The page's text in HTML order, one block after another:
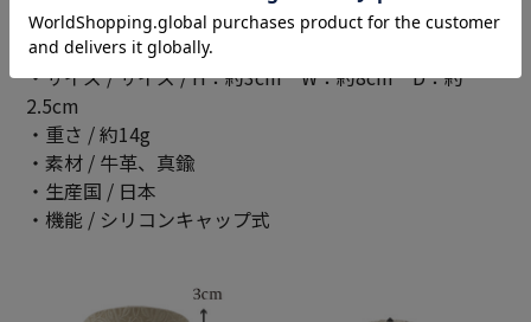
・アイテム /マジェステ（ヘアアクセサリー）
・シリーズ /アートフラグメント
・サイズ / サイズ / H：約3cm W：約8cm D：約
2.5cm
・重さ / 約14g
・素材 / 牛革、真鍮
・生産国 / 日本
・機能 / シリコンキャップ式